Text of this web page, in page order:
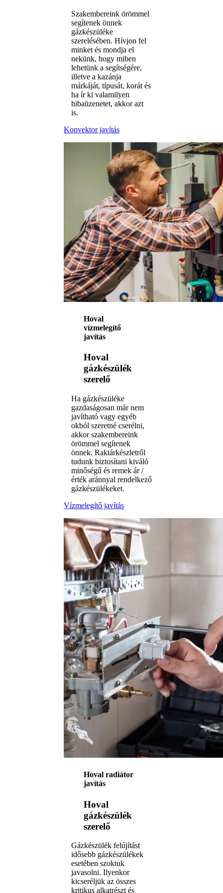
Szakembereink örömmel
segítenek önnek
gázkészüléke
szerelésében. Hívjon fel
minket és mondja el
nekünk, hogy miben
lehetünk a segítségére,
illetve a kazánja
márkáját, típusát, korát és
ha ír ki valamilyen
hibaüzenetet, akkor azt
is.
Konvektor javítás
Hoval
vízmelegítő
javítás
Hoval
gázkészülék
szerelő
Ha gázkészüléke
gazdaságosan már nem
javítható vagy egyéb
okból szeretné cserélni,
akkor szakembereink
örömmel segítenek
önnek. Raktárkészletről
tudunk biztosítani kiváló
minőségű és remek ár /
érték aránnyal rendelkező
gázkészülékeket.
Vízmelegítő javítás
Hoval radiátor
javítás
Hoval
gázkészülék
szerelő
Gázkészülék felújítást
idősebb gázkészülékek
esetében szoktuk
javasolni. Ilyenkor
kicseréljük az összes
kritikus alkatrészt és